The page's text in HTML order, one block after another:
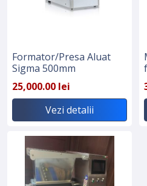
Formator/Presa Aluat
Sigma 500mm
25,000.00 lei
Vezi detalii